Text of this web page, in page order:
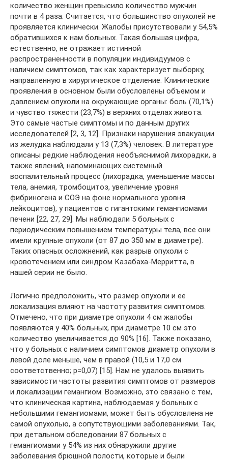
количество женщин превысило количество мужчин
почти в 4 раза. Считается, что большинство опухолей не
проявляется клинически. Жалобы присутствовали у 54,5%
обратившихся к нам больных. Такая большая цифра,
естественно, не отражает истинной
распространенности в популяции индивидуумов с
наличием симптомов, так как характеризует выборку,
направленную в хирургическое отделение. Клинические
проявления в основном были обусловлены объемом и
давлением опухоли на окружающие органы: боль (70,1%)
и чувство тяжести (23,7%) в верхних отделах живота.
Это самые частые симптомы и по данным других
исследователей [2, 3, 12]. Признаки нарушения эвакуации
из желудка наблюдали у 13 (7,3%) человек. В литературе
описаны редкие наблюдения необъяснимой лихорадки, а
также явлений, напоминающих системный
воспалительный процесс (лихорадка, уменьшение массы
тела, анемия, тромбоцитоз, увеличение уровня
фибриногена и СОЭ на фоне нормального уровня
лейкоцитов), у пациентов с гигантскими гемангиомами
печени [22, 27, 29]. Мы наблюдали 5 больных с
периодическим повышением температуры тела, все они
имели крупные опухоли (от 87 до 350 мм в диаметре).
Таких опасных осложнений, как разрыв опухоли с
кровотечением или синдром Казабаха-Мерритта, в
нашей серии не было.
Логично предположить, что размер опухоли и ее
локализация влияют на частоту развития симптомов.
Отмечено, что при диаметре опухоли 4 см жалобы
появляются у 40% больных, при диаметре 10 см это
количество увеличивается до 90% [16]. Также показано,
что у больных с наличием симптомов диаметр опухоли в
левой доле меньше, чем в правой (10,5 и 17,0 см
соответственно; p=0,07) [15]. Нам не удалось выявить
зависимости частоты развития симптомов от размеров
и локализации гемангиом. Возможно, это связано с тем,
что клиническая картина, наблюдаемая у больных с
небольшими гемангиомами, может быть обусловлена не
самой опухолью, а сопутствующими заболеваниями. Так,
при детальном обследовании 87 больных с
гемангиомами у 54% из них обнаружили другие
заболевания брюшной полости, которые и были